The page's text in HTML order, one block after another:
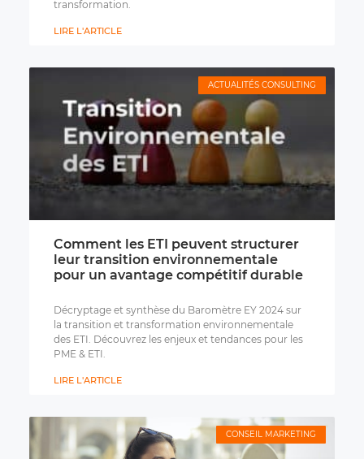
transformation.
LIRE L'ARTICLE
ACTUALITÉS CONSULTING
Comment les ETI peuvent structurer
leur transition environnementale
pour un avantage compétitif durable
Décryptage et synthèse du Baromètre EY 2024 sur
la transition et transformation environnementale
des ETI. Découvrez les enjeux et tendances pour les
PME & ETI.
LIRE L'ARTICLE
CONSEIL MARKETING